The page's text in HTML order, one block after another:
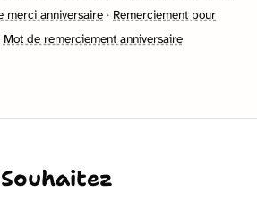
merci anniversaire · Remerciement pour
Mot de remerciement anniversaire
Souhaitez